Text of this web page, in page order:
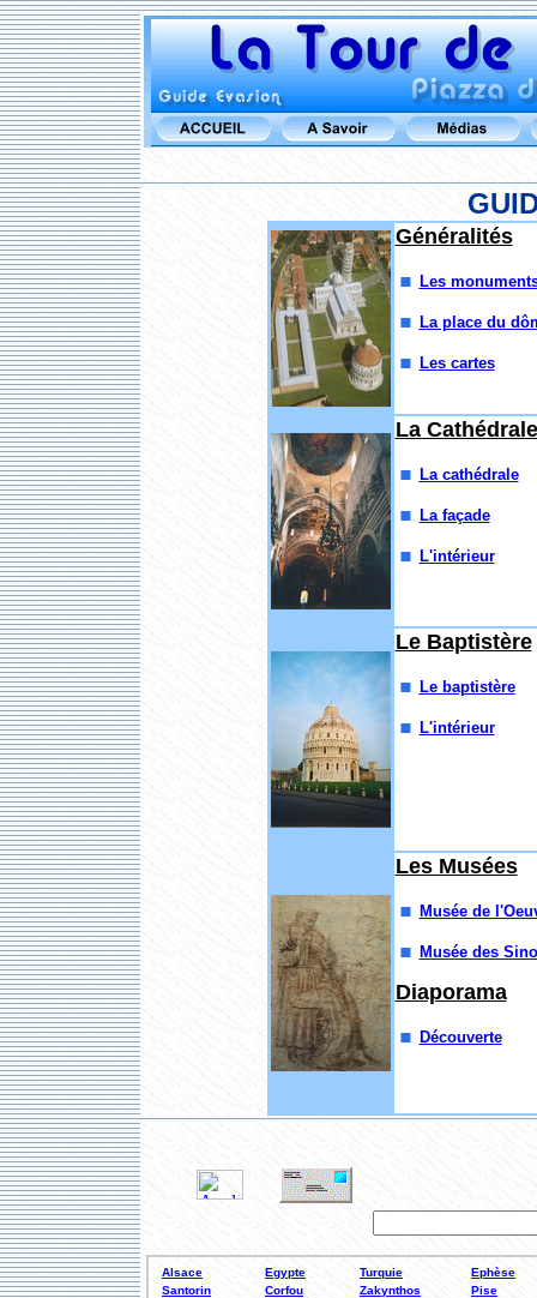
Généralités
Les
La place du
Les cartes
La Cathédrale
La cathédrale
La façade
L'intérieur
Le Baptistère
Le baptistère
L'intérieur
Les Musées
Musée de
Musée des
Diaporama
Découverte
Alsace Egypte Turquie
Ephèse
Santorin
Corfou Zakynthos
Pise